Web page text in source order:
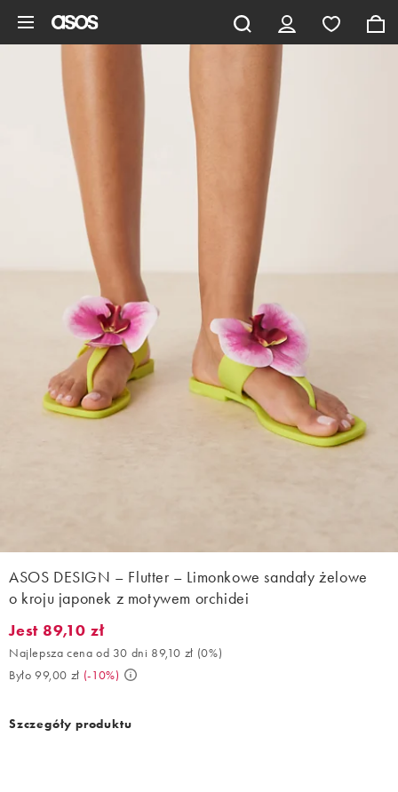
ASOS DESIGN – Flutter – Limonkowe sandały żelowe
o kroju japonek z motywem orchidei
Jest 89,10 zł. Najlepsza cena od 30 dni 89,10 zł (0%). Było
Jest 89,10 zł
Najlepsza cena od 30 dni 89,10 zł (0%)
Było 99,00 zł (-10%)
Szczegóły produktu